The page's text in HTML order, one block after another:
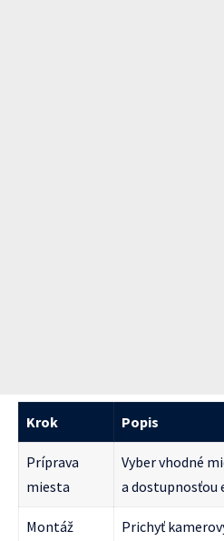
Krok Popis
Príprava
miesta
Vyber vhodné
a dostupnosťou
Montáž
Prichyť